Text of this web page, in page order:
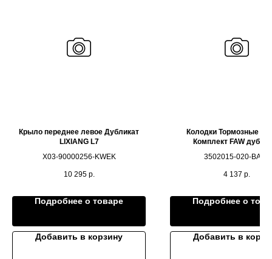
Крыло переднее левое Дубликат
LIXIANG L7
X03-90000256-KWEK
10 295 р.
Подробнее о товаре
Добавить в корзину
Колодки Тормозные
Комплект FAW
3502015-020-BA01
4 137 р.
Подробнее о
Добавить в